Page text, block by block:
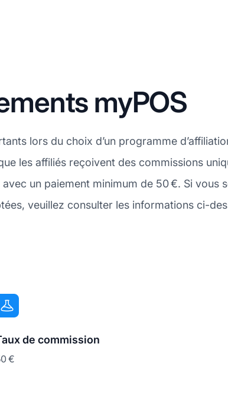
myPOS
lors du choix d’un programme
les affiliés reçoivent des commissions
un paiement minimum de 50 €. Si vous
veuillez consulter les informations ci-
de commission
€